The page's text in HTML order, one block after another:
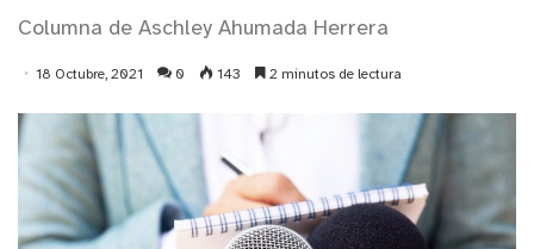
Columna de Aschley Ahumada Herrera
18 Octubre, 2021 0 143 2 minutos de lectura